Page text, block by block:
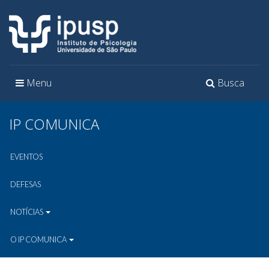
Toggle
Busca
Toggle
Menu
IP COMUNICA
EVENTOS
DEFESAS
NOTÍCIAS
O IP COMUNICA